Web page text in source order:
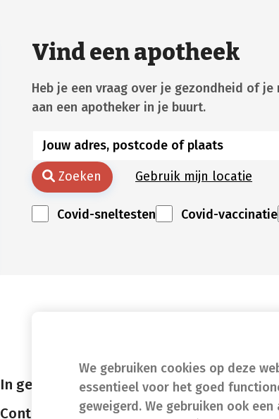
We gebruiken cookies op deze
essentieel voor het goed
geweigerd. We gebruiken ook
Vind een apotheek
Heb je een vraag over je gezondheid of je
aan een apotheker in je buurt.
Zoeken Gebruik mijn locatie
Covid-sneltesten Covid-vaccinatie
In geval van nood
Contact